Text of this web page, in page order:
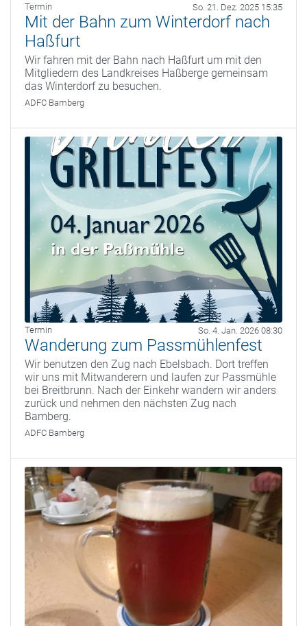
Termin So. 21. Dez. 2025 15:35
Mit der Bahn zum Winterdorf nach
Haßfurt
Wir fahren mit der Bahn nach Haßfurt um mit den
Mitgliedern des Landkreises Haßberge gemeinsam
das Winterdorf zu besuchen.
ADFC Bamberg
Termin So. 4. Jan. 2026 08:30
Wanderung zum Passmühlenfest
Wir benutzen den Zug nach Ebelsbach. Dort treffen
wir uns mit Mitwanderern und laufen zur Passmühle
bei Breitbrunn. Nach der Einkehr wandern wir anders
zurück und nehmen den nächsten Zug nach
Bamberg.
ADFC Bamberg